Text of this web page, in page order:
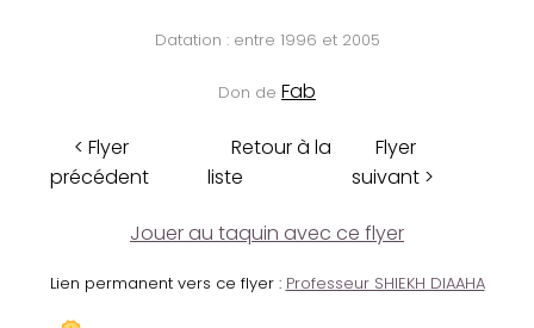
Datation : entre 1996 et 2005
Don de Fab
< Flyer
précédent
Retour à la
liste
Flyer
suivant >
Jouer au taquin avec ce flyer
Lien permanent vers ce flyer : Professeur SHIEKH DIAAHA